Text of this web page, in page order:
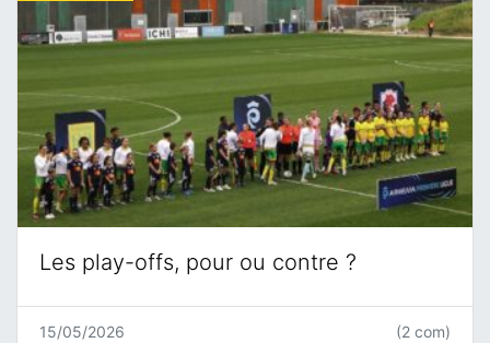
Les play-offs, pour ou contre ?
15/05/2026
(2 com)